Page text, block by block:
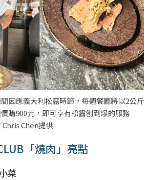
因應義大利松露時節，每週餐廳將以2公斤
購900元，即可享有松露刨到爆的服務
Chris Chen提供
「燒肉」亮點
菜